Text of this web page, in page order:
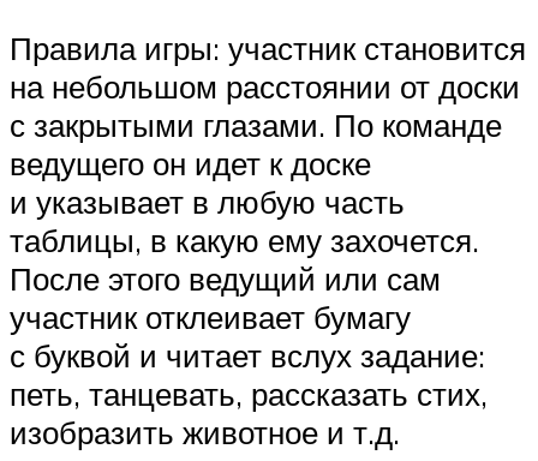
Правила игры: участник становится
на небольшом расстоянии от доски
с закрытыми глазами. По команде
ведущего он идет к доске
и указывает в любую часть
таблицы, в какую ему захочется.
После этого ведущий или сам
участник отклеивает бумагу
с буквой и читает вслух задание:
петь, танцевать, рассказать стих,
изобразить животное и т.д.